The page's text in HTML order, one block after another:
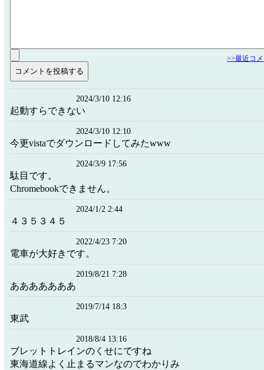
>>最近コ
2024/3/10 12:16
起動すらできない
2024/3/10 12:10
今更vistaでダウンロードしてみたwww
2024/3/9 17:56
駄目です。
Chromebookできません。
2024/1/2 2:44
４３５３４５
2022/4/23 7:20
電車が大好きです。
2019/8/21 7:28
あああああああ
2019/7/14 18:3
東武
2018/8/4 13:16
ブレットトレインのくせにですね
東海道線よく止まるマンなのでわかりみ